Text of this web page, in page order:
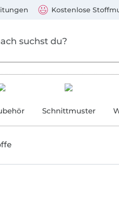
Kostenlose
Schnittmuster
Mastercard, PayPal,